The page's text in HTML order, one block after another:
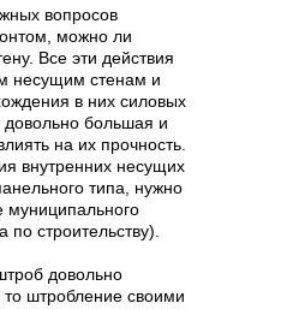
вопросов
можно ли
Все эти действия
несущим стенам и
в них силовых
большая и
на их прочность.
внутренних несущих
типа, нужно
муниципального
строительству).
довольно
штробление своими